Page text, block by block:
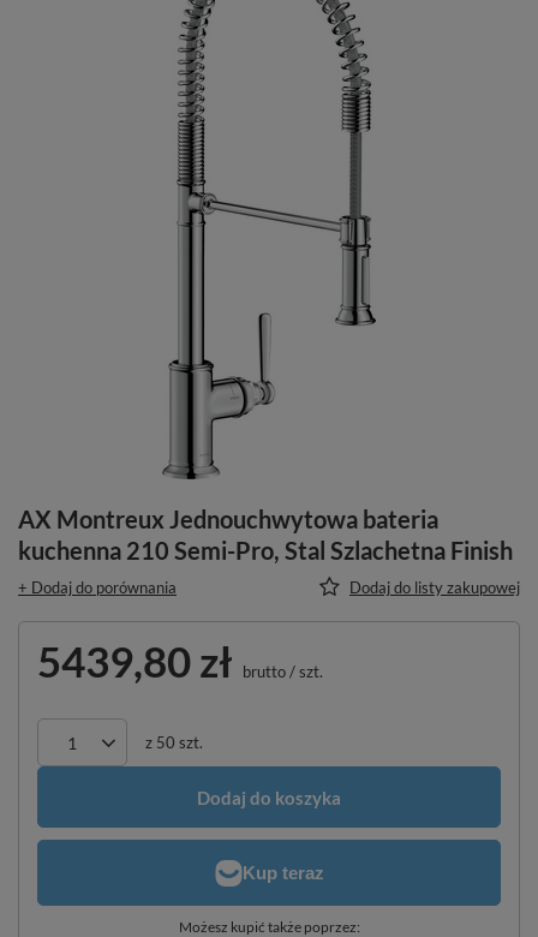
AX Montreux Jednouchwytowa bateria
kuchenna 210 Semi-Pro, Stal Szlachetna Finish
+ Dodaj do porównania Dodaj do listy zakupowej
5439,80 zł brutto/szt.
z 50 szt.
Dodaj do koszyka
Możesz kupić także poprzez: